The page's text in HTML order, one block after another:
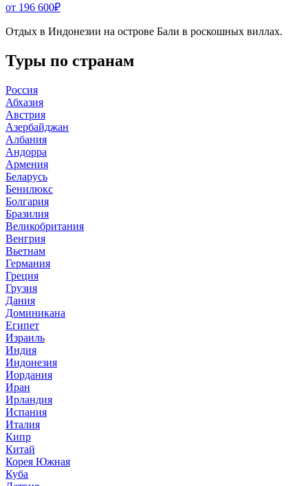
от 196 600₽
Отдых в Индонезии на острове Бали в роскошных виллах.
Туры по странам
Россия
Абхазия
Австрия
Азербайджан
Албания
Андорра
Армения
Беларусь
Бенилюкс
Болгария
Бразилия
Великобритания
Венгрия
Вьетнам
Германия
Греция
Грузия
Дания
Доминикана
Египет
Израиль
Индия
Индонезия
Иордания
Иран
Ирландия
Испания
Италия
Кипр
Китай
Корея Южная
Куба